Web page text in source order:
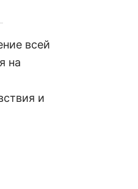
всей
на
и